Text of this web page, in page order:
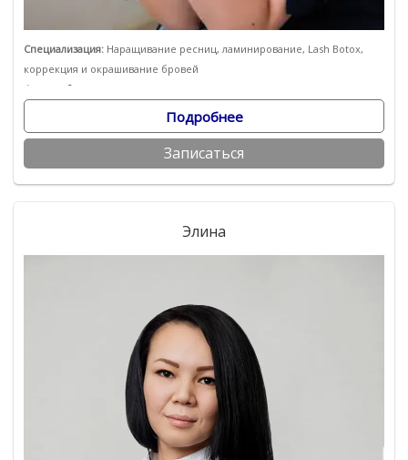
Специализация: Наращивание ресниц, ламинирование, Lash Botox,
коррекция и окрашивание бровей
Опыт работы:
Подробнее
Записаться
Элина